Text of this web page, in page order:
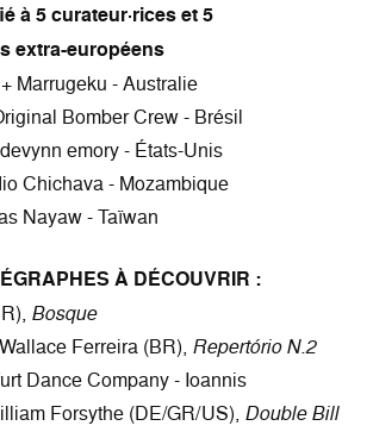
à 5 curateur·rices et 5
extra-européens
Marrugeku - Australie
Bomber Crew - Brésil
emory - États-Unis
Chichava - Mozambique
Nayaw - Taïwan
À DÉCOUVRIR :
Bosque
Ferreira (BR), Repertório N.2
Dance Company - Ioannis
Forsythe (DE/GR/US), Double Bill